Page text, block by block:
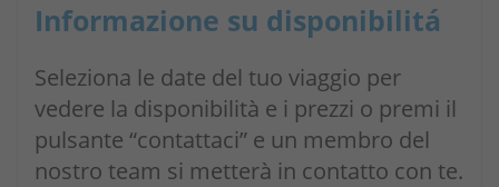
Informazione su disponibilitá
Seleziona le date del tuo viaggio per
vedere la disponibilità e i prezzi o premi il
pulsante “contattaci” e un membro del
nostro team si metterà in contatto con te.